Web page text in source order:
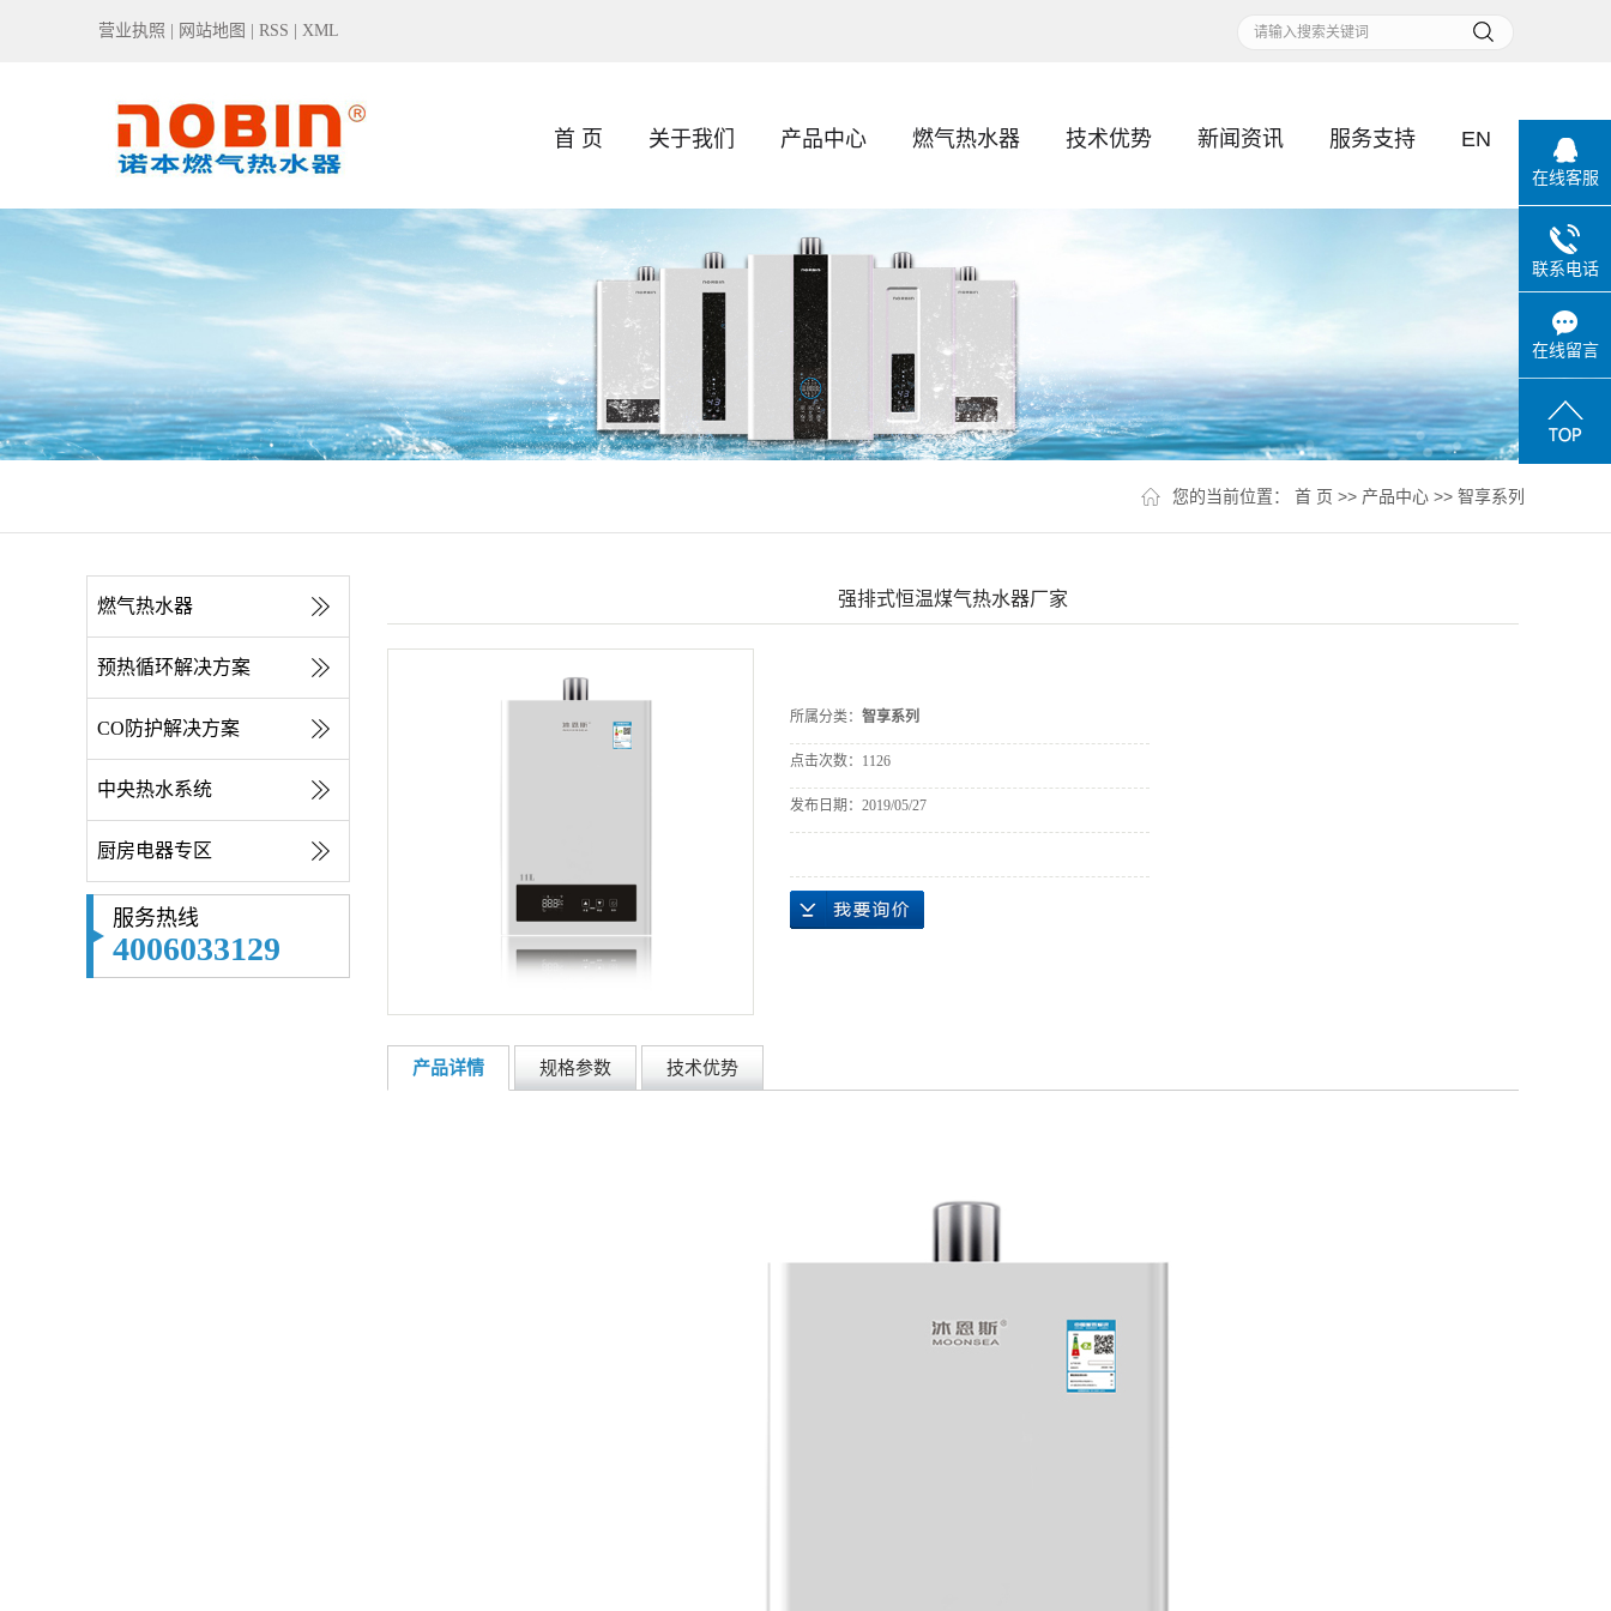
营业执照 网站地图 RSS XML
首 页 关于我们 产品中心 燃气热水器 技术优势 新闻资讯 服务支持 EN
您的当前位置： 首 页 >> 产品中心 >> 智享系列
燃气热水器
预热循环解决方案
CO防护解决方案
中央热水系统
厨房电器专区
服务热线
4006033129
强排式恒温煤气热水器厂家
所属分类： 智享系列
点击次数： 1126
发布日期： 2019/05/27
产品详情 规格参数 技术优势
在线客服
联系电话
在线留言